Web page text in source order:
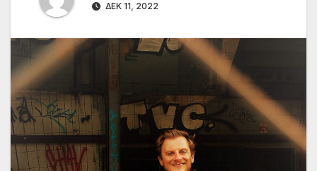
ΔΕΚ 11, 2022